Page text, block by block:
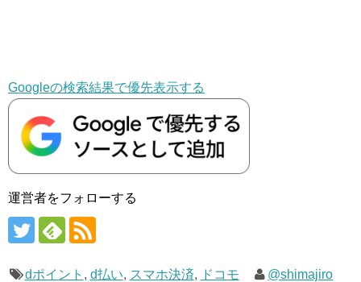
Googleの検索結果で優先表示する
運営者をフォローする
dポイント , d払い, スマホ決済, ドコモ @shimajiro